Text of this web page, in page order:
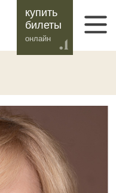
купить
билеты
онлайн